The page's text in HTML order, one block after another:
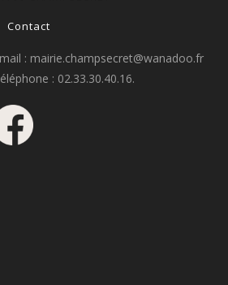
Contact
: mairie.champsecret@wanadoo.fr
: 02.33.30.40.16.